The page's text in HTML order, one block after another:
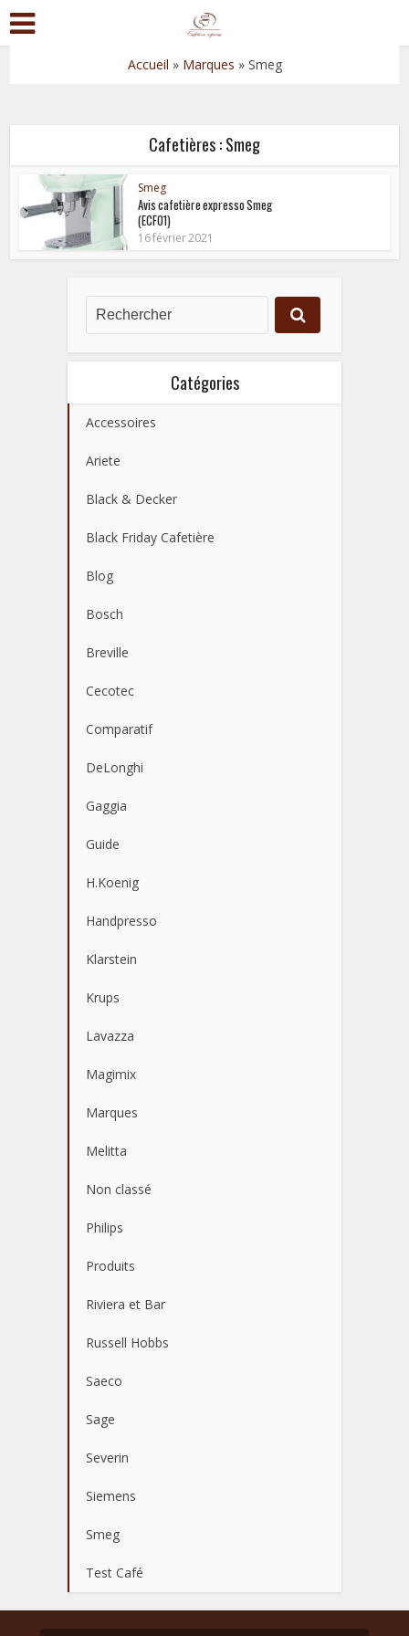
Accueil » Marques » Smeg
Cafetières : Smeg
Smeg
Avis cafetière expresso Smeg
(ECF01)
16 février 2021
Catégories
Accessoires
Ariete
Black & Decker
Black Friday Cafetière
Blog
Bosch
Breville
Cecotec
Comparatif
DeLonghi
Gaggia
Guide
H.Koenig
Handpresso
Klarstein
Krups
Lavazza
Magimix
Marques
Melitta
Non classé
Philips
Produits
Riviera et Bar
Russell Hobbs
Saeco
Sage
Severin
Siemens
Smeg
Test Café